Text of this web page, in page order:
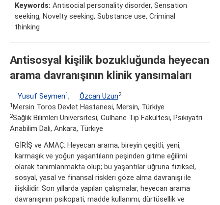
Keywords: Antisocial personality disorder, Sensation
seeking, Novelty seeking, Substance use, Criminal
thinking
Antisosyal kişilik bozukluğunda heyecan
arama davranışının klinik yansımaları
Yusuf Seymen1, Özcan Uzun2
1Mersin Toros Devlet Hastanesi, Mersin, Türkiye
2Sağlık Bilimleri Üniversitesi, Gülhane Tıp Fakültesi, Psikiyatri
Anabilim Dalı, Ankara, Türkiye
GİRİŞ ve AMAÇ: Heyecan arama, bireyin çeşitli, yeni,
karmaşık ve yoğun yaşantıların peşinden gitme eğilimi
olarak tanımlanmakta olup; bu yaşantılar uğruna fiziksel,
sosyal, yasal ve finansal riskleri göze alma davranışı ile
ilişkilidir. Son yıllarda yapılan çalışmalar, heyecan arama
davranışının psikopati, madde kullanımı, dürtüsellik ve